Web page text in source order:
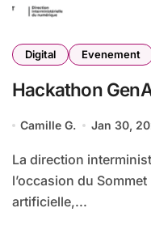
Digital Evenement
Hackathon
Camille G. Jan 30,
La direction interministérielle du numérique (DINUM), à
l’occasion du
artificielle,...